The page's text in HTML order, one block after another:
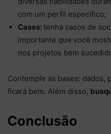
com um perfil específico;
Cases: tenha casos de
importante que você
nos projetos bem
Contemple as bases: dados,
ficará bem. Além disso,
Conclusão